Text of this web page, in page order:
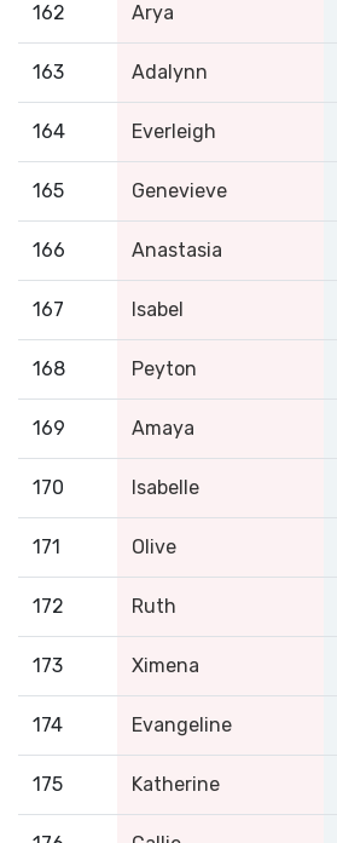
162 Arya
163 Adalynn
164 Everleigh
165 Genevieve
166 Anastasia
167 Isabel
168 Peyton
169 Amaya
170 Isabelle
171 Olive
172 Ruth
173 Ximena
174 Evangeline
175 Katherine